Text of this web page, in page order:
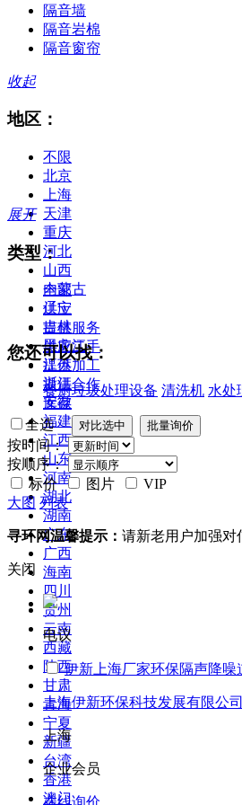
隔音墙
隔音岩棉
隔音窗帘
收起
地区：
不限
北京
上海
天津
重庆
河北
山西
内蒙古
辽宁
吉林
黑龙江
江苏
浙江
安徽
福建
江西
山东
河南
湖北
湖南
广东
广西
海南
四川
贵州
云南
西藏
陕西
甘肃
青海
宁夏
新疆
台湾
香港
澳门
展开
类型：
全部
供应
提供服务
供应二手
提供加工
提供合作
库存
您还可以找：
餐厨垃圾处理设备 清洗机 水处
全选
按时间：
按顺序：
标价
图片
VIP
大图 列表
寻环网温馨提示： 请新老用户加强对
关闭
电议
伊新上海厂家环保隔声降
上海伊新环保科技发展有限公司
上海
企业会员
在线询价